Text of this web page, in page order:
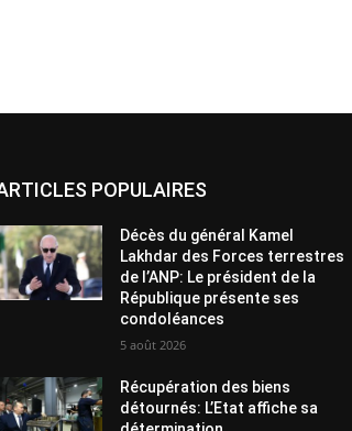
POPULAIRES
Décès du général Kamel
Lakhdar des Forces terrestres
de l’ANP: Le président de la
République présente ses
condoléances
5 août 2026
Récupération des biens
détournés: L’Etat affiche sa